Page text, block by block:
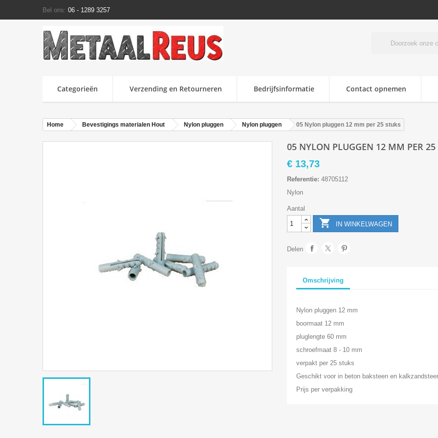
Bel ons: 06 - 1289 3257
Categorieën Verzending en Retourneren Bedrijfsinformatie Contact opnemen
Home Bevestigings materialen Hout Nylon pluggen Nylon pluggen 05 Nylon pluggen 12 mm per 25 stuks
05 NYLON PLUGGEN 12 MM PER 25
€ 13,73
Referentie: 48705112
Nylon
Aantal
 IN WINKELWAGEN
Delen
Omschrijving
Nylon pluggen 12 mm
boormaat 12 mm
pluglengte 60 mm
schroefmaat 8 - 10 mm
verpakt per 25 stuks
Geschikt voor in beton baksteen en
Prijs per verpakking